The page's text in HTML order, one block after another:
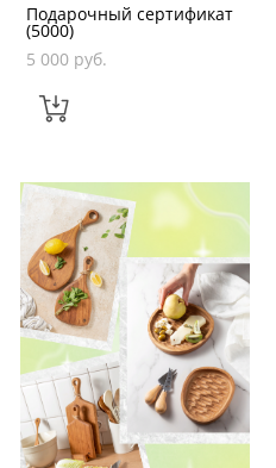
Подарочный сертификат
(5000)
5 000 pуб.